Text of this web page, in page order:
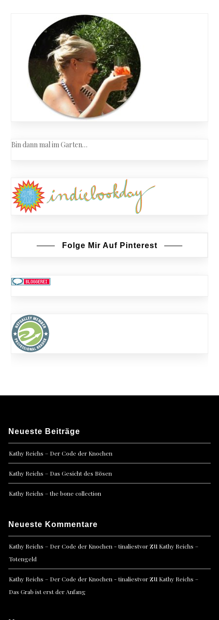
Bin dann mal im Garten…
Folge Mir Auf Pinterest
Neueste Beiträge
Kathy Reichs – Der Code der Knochen
Kathy Reichs – Das Gesicht des Bösen
Kathy Reichs – the bone collection
Neueste Kommentare
Kathy Reichs – Der Code der Knochen - tinaliestvorzu Kathy Reichs –
Totengeld
Kathy Reichs – Der Code der Knochen - tinaliestvorzu Kathy Reichs –
Das Grab ist erst der Anfang